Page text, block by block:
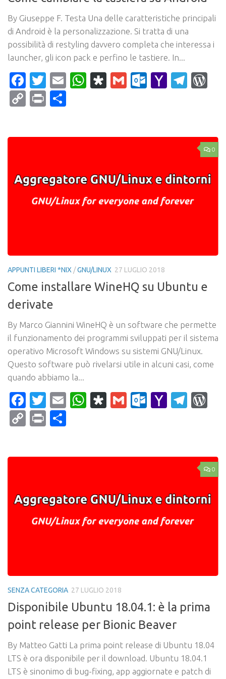
By Giuseppe F. Testa Una delle caratteristiche principali
di Android è la personalizzazione. Si tratta di una
possibilità di restyling davvero completa che interessa i
launcher, gli icon pack e perfino le tastiere. In...
Facebook
Twitter
EmailWhatsApp
Diaspora
Gmail Yahoo
CopyPrint
0
APPUNTI LIBERI *NIX /GNU/LINUX 27 LUGLIO 2018
Come installare WineHQ su Ubuntu e
derivate
By Marco Giannini WineHQ è un software che permette
il funzionamento dei programmi sviluppati per il sistema
operativo Microsoft Windows su sistemi GNU/Linux.
Questo software può rivelarsi utile in alcuni casi, come
quando abbiamo la...
Facebook
Twitter
EmailWhatsApp
Diaspora
Gmail Yahoo
CopyPrint
0
SENZA CATEGORIA 27 LUGLIO 2018
Disponibile Ubuntu 18.04.1: è la prima
point release per Bionic Beaver
By Matteo Gatti La prima point release di Ubuntu 18.04
LTS è ora disponibile per il download. Ubuntu 18.04.1
LTS è sinonimo di bug-fixing, app aggiornate e patch di